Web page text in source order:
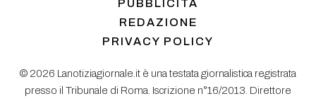
PUBBLICITÀ
REDAZIONE
PRIVACY POLICY
© 2026 Lanotiziagiornale.it è una testata giornalistica registrata
presso il Tribunale di Roma. Iscrizione n°16/2013. Direttore